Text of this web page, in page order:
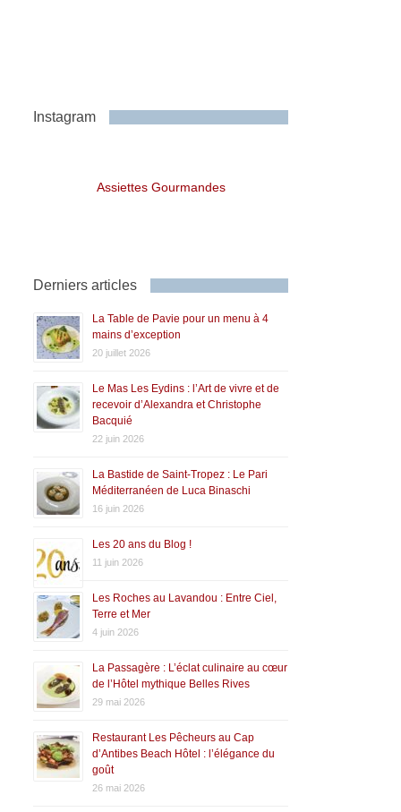
Instagram
Assiettes Gourmandes
Derniers articles
La Table de Pavie pour un menu à 4
mains d’exception
20 juillet 2026
Le Mas Les Eydins : l’Art de vivre et de
recevoir d’Alexandra et Christophe
Bacquié
22 juin 2026
La Bastide de Saint-Tropez : Le Pari
Méditerranéen de Luca Binaschi
16 juin 2026
Les 20 ans du Blog !
11 juin 2026
Les Roches au Lavandou : Entre Ciel,
Terre et Mer
4 juin 2026
La Passagère : L’éclat culinaire au cœur
de l’Hôtel mythique Belles Rives
29 mai 2026
Restaurant Les Pêcheurs au Cap
d’Antibes Beach Hôtel : l’élégance du
goût
26 mai 2026